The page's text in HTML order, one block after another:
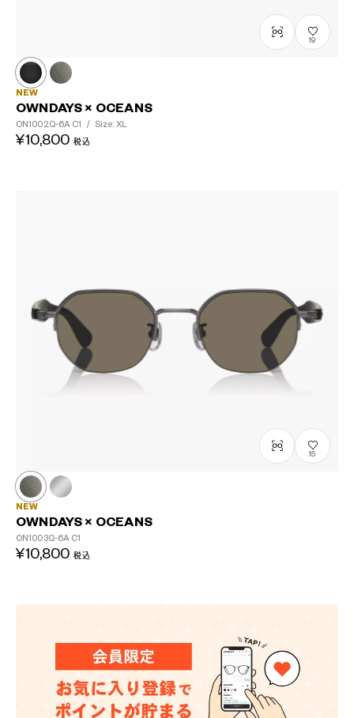
19
NEW
OWNDAYS × OCEANS
ON1002Q-6A C1 / Size: XL
¥10,800 税込
15
NEW
OWNDAYS × OCEANS
ON1003Q-6A C1
¥10,800 税込